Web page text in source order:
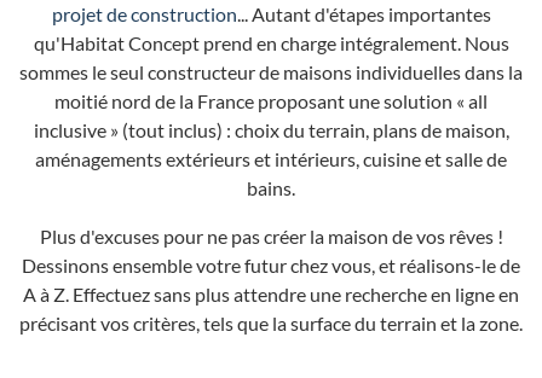
projet de construction... Autant d'étapes importantes
qu'Habitat Concept prend en charge intégralement. Nous
sommes le seul constructeur de maisons individuelles dans la
moitié nord de la France proposant une solution « all
inclusive » (tout inclus) : choix du terrain, plans de maison,
aménagements extérieurs et intérieurs, cuisine et salle de
bains.
Plus d'excuses pour ne pas créer la maison de vos rêves !
Dessinons ensemble votre futur chez vous, et réalisons-le de
A à Z. Effectuez sans plus attendre une recherche en ligne en
précisant vos critères, tels que la surface du terrain et la zone.